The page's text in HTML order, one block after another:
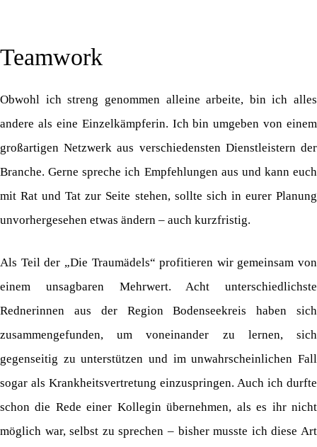
Teamwork
Obwohl ich streng genommen alleine arbeite, bin ich alles
andere als eine Einzelkämpferin. Ich bin umgeben von einem
großartigen Netzwerk aus verschiedensten Dienstleistern der
Branche. Gerne spreche ich Empfehlungen aus und kann euch
mit Rat und Tat zur Seite stehen, sollte sich in eurer Planung
unvorhergesehen etwas ändern – auch kurzfristig.
Als Teil der „Die Traumädels“ profitieren wir gemeinsam von
einem unsagbaren Mehrwert. Acht unterschiedlichste
Rednerinnen aus der Region Bodenseekreis haben sich
zusammengefunden, um voneinander zu lernen, sich
gegenseitig zu unterstützen und im unwahrscheinlichen Fall
sogar als Krankheitsvertretung einzuspringen. Auch ich durfte
schon die Rede einer Kollegin übernehmen, als es ihr nicht
möglich war, selbst zu sprechen – bisher musste ich diese Art